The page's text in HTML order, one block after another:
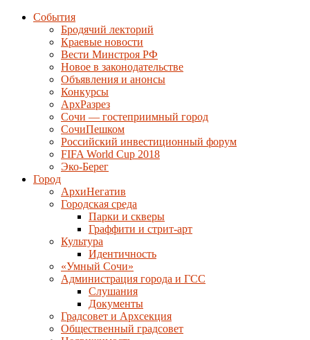
События
Бродячий лекторий
Краевые новости
Вести Минстроя РФ
Новое в законодательстве
Объявления и анонсы
Конкурсы
АрхРазрез
Сочи — гостеприимный город
СочиПешком
Российский инвестиционный форум
FIFA World Cup 2018
Эко-Берег
Город
АрхиНегатив
Городская среда
Парки и скверы
Граффити и стрит-арт
Культура
Идентичность
«Умный Сочи»
Администрация города и ГСС
Слушания
Документы
Градсовет и Архсекция
Общественный градсовет